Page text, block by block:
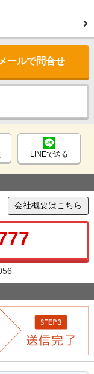
メールで問合せ
LINEで送る
会社概要はこちら